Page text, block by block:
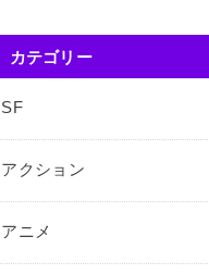
カテゴリー
SF
アクション
アニメ